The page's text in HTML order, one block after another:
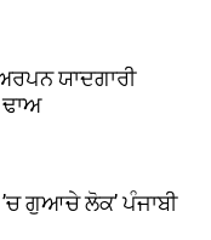
ਯਾਦਗਾਰੀ
ਢਾਅ
’ਚ ਗੁਆਚੇ ਲੋਕ’ ਪੰਜਾਬੀ